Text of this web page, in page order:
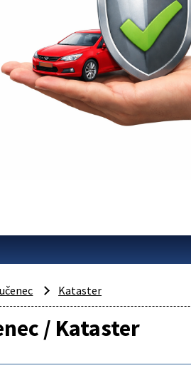
Kataster
/ Kataster